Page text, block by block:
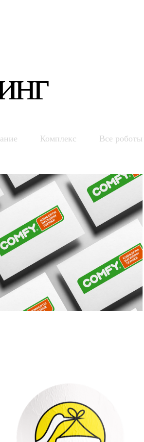
Комплекс Все роботы